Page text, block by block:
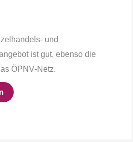
und
ist gut, ebenso die
ÖPNV‐Netz.
Kinder & Jugendliche,
vieles mehr.
am dringendsten gebraucht
direkt.
Entenpost, dem offiziellen
des Magazins und